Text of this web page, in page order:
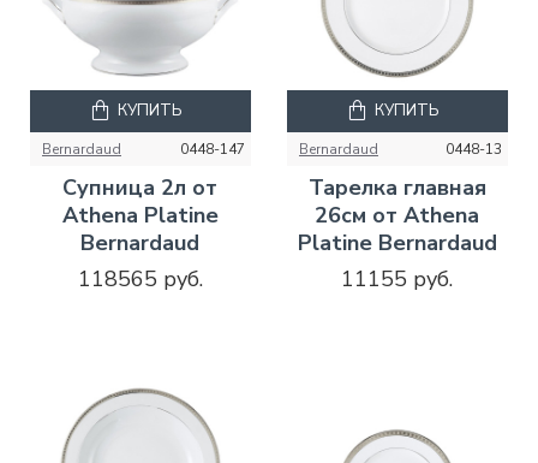
Bernardaud 0448-147
Супница 2л от
Athena Platine
Bernardaud
118565 руб.
КУПИТЬ
Bernardaud 0448-13
Тарелка главная
26см от Athena
Platine Bernardaud
11155 руб.
КУПИТЬ